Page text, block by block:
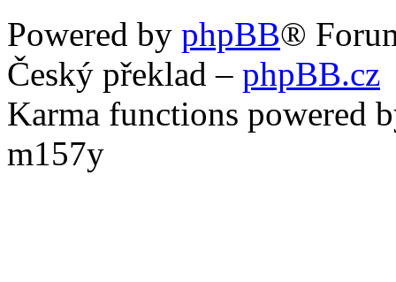
Powered by phpBB®
Český překlad – phpBB.cz
Karma functions powered
m157y